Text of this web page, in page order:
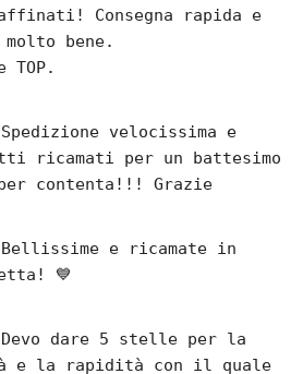
Consegna rapida e
bene.
TOP.
Spedizione velocissima e
ricamati per un battesimo
contenta!!! Grazie
Bellissime e ricamate in
💙
Devo dare 5 stelle per la
e la rapidità con il quale